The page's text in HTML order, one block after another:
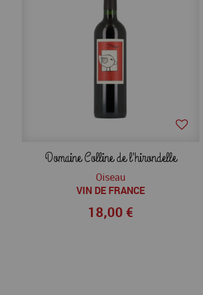
Domaine Colline de l'hirondelle
Oiseau
VIN DE FRANCE
18,00 €